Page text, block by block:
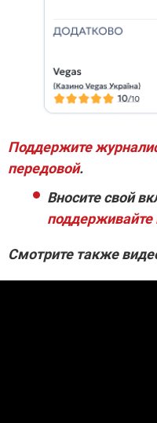
Поддержите
передовой.
Вносите свой
поддерживайте
Смотрите также